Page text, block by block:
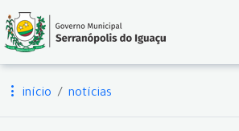
início notícias